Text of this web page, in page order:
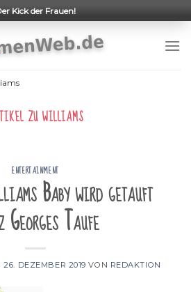
Kick der Frauen!
ZUWILLIAMS
ENTERTAINMENT
Baby wird getauft
Taufe
26. DEZEMBER 2019 VON REDAKTION